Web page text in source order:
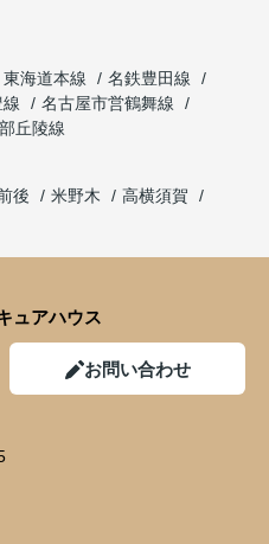
東海道本線
名鉄豊田線
名古屋市営鶴舞線
丘陵線
後 米野木
高横須賀
ュアハウス
お問い合わせ